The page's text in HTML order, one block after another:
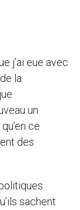
j’ai eue avec
la
un
ce
des
sachent